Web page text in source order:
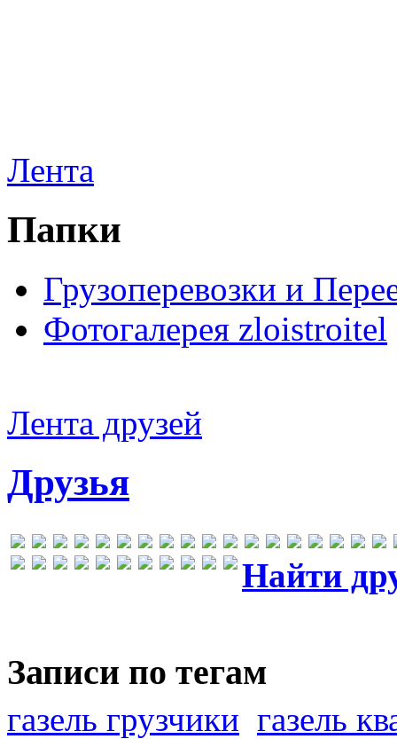
Лента
Папки
Грузоперевозки и
Фотогалерея zloistroitel
Лента друзей
Друзья
Найти
Записи по тегам
газель грузчики газель